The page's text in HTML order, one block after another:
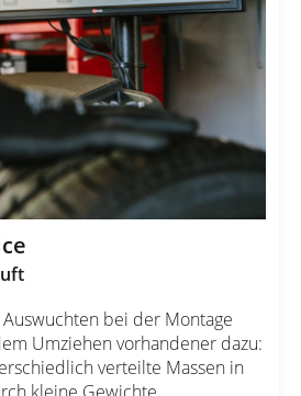
bei der Montage
Umziehen vorhandener dazu:
verteilte Massen in